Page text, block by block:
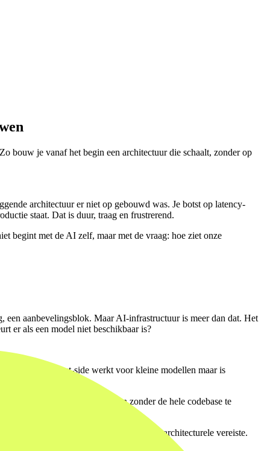
bouw je vanaf het begin een architectuur die schaalt, zonder op
architectuur er niet op gebouwd was. Je botst op latency-
staat. Dat is duur, traag en frustrerend.
begint met de AI zelf, maar met de vraag: hoe ziet onze
een aanbevelingsblok. Maar AI-infrastructuur is meer dan dat. Het
er als een model niet beschikbaar is?
volume. Client-side werkt voor kleine modellen maar is
je van model kunt wisselen zonder de hele codebase te
outputs is geen optimalisatie, het is een architecturele vereiste.